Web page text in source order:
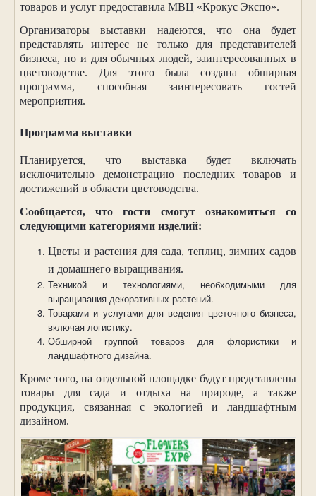
товаров и услуг предоставила МВЦ «Крокус Экспо».
Организаторы выставки надеются, что она будет
представлять интерес не только для представителей
бизнеса, но и для обычных людей, заинтересованных в
цветоводстве. Для этого была создана обширная
программа, способная заинтересовать гостей
мероприятия.
Программа выставки
Планируется, что выставка будет включать
исключительно демонстрацию последних товаров и
достижений в области цветоводства.
Сообщается, что гости смогут ознакомиться со
следующими категориями изделий:
Цветы и растения для сада, теплиц, зимних садов
и домашнего выращивания.
Техникой и технологиями, необходимыми для
выращивания декоративных растений.
Товарами и услугами для ведения цветочного бизнеса,
включая логистику.
Обширной группой товаров для флористики и
ландшафтного дизайна.
Кроме того, на отдельной площадке будут представлены
товары для сада и отдыха на природе, а также
продукция, связанная с экологией и ландшафтным
дизайном.